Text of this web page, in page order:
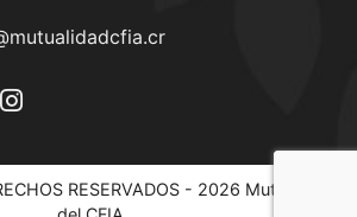
RESERVADOS - 2026 Mutualidad